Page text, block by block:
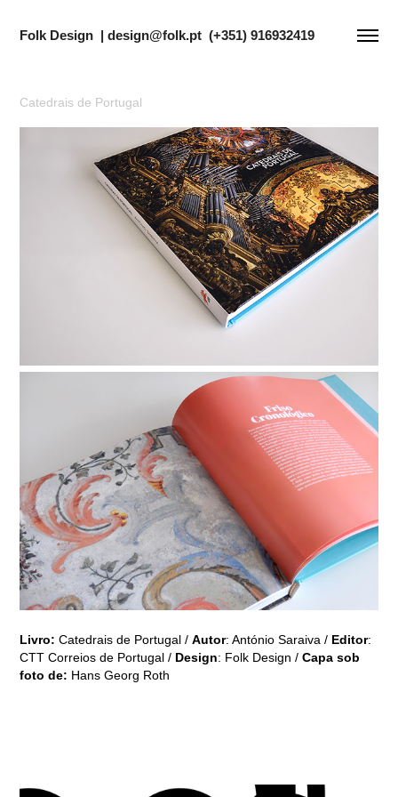
Folk Design  | design@folk.pt  (+351) 916932419
Catedrais de Portugal
Livro: Catedrais de Portugal /Autor: António Saraiva / Editor:
CTT Correios de Portugal / Design: Folk Design /Capa sob
foto de: Hans Georg Roth